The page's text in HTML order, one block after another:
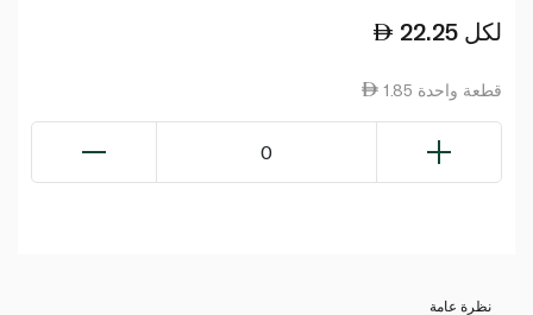
22.25 لكل
1.85 قطعة واحدة
0
نظرة عامة